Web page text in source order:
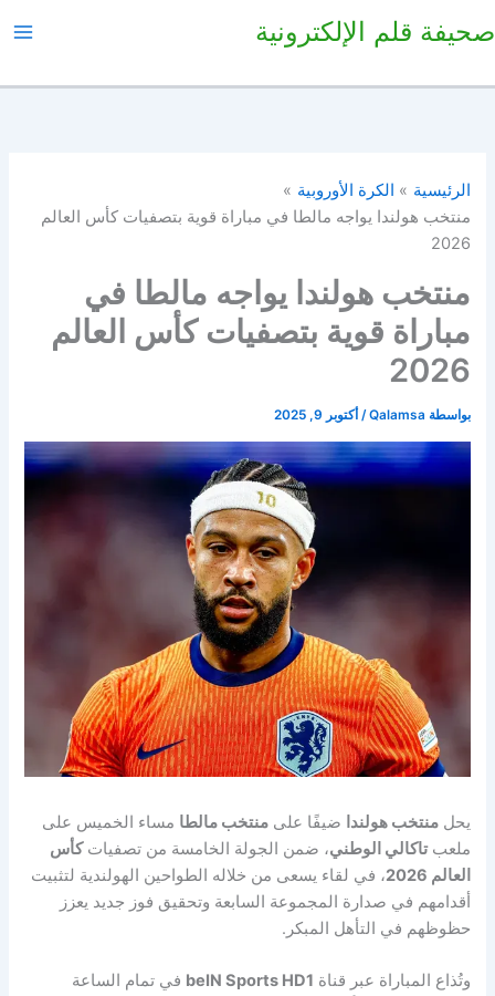
إلى
صحيفة قلم الإلكترونية
الرئيسية
الكرة الأوروبية
منتخب هولندا يواجه مالطا في مباراة قوية بتصفيات كأس العالم
2026
منتخب هولندا يواجه مالطا في
مباراة قوية بتصفيات كأس العالم
2026
بواسطة Qalamsa
/ أكتوبر 9, 2025
يحلمنتخب هولندا ضيفًا علىمنتخب مالطا مساء الخميس على
ملعبتاكالي الوطني، ضمن الجولة الخامسة من تصفياتكأس
العالم 2026
، في لقاء يسعى من خلاله الطواحين الهولندية لتثبيت
أقدامهم في صدارة المجموعة السابعة وتحقيق فوز جديد يعزز
حظوظهم في التأهل المبكر.
وتُذاع المباراة عبر قناة beIN Sports HD1 في تمام الساعة